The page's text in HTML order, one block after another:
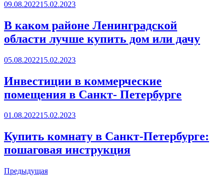
Posted
09.08.202215.02.2023
В каком районе Ленинградской
области лучше купить дом или дачу
Posted
05.08.202215.02.2023
Инвестиции в коммерческие
помещения в Санкт- Петербурге
Posted
01.08.202215.02.2023
Купить комнату в Санкт-Петербурге:
пошаговая инструкция
Posts
Предыдущая